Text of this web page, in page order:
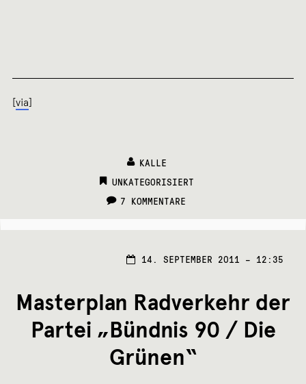
[via]
KALLE
CATEGORIES:
UNKATEGORISIERT
7 KOMMENTARE
14. SEPTEMBER 2011 – 12:35
Masterplan Radverkehr der
Partei „Bündnis 90 / Die
Grünen“